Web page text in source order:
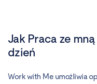
Jak Praca ze
dzień
Work with Me umożliwia